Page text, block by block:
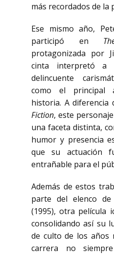
más recordados de la
Ese mismo año,
participó en
protagonizada por
cinta interpretó a
delincuente
como el principal
historia. A diferencia
Fiction, este
una faceta distinta,
humor y presencia
que su actuación
entrañable para el
Además de estos
parte del elenco de
(1995), otra película
consolidando así su
de culto de los años
carrera no